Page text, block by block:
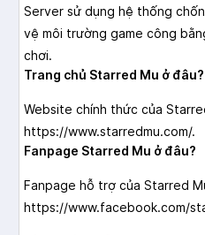
Server sử dụng hệ thống
vệ môi trường game công
chơi.
Trang chủ Starred Mu ở đâu?
Website chính thức của
https://www.starredmu.com/.
Fanpage Starred Mu ở đâu?
Fanpage hỗ trợ của Starred
https://www.facebook.com/